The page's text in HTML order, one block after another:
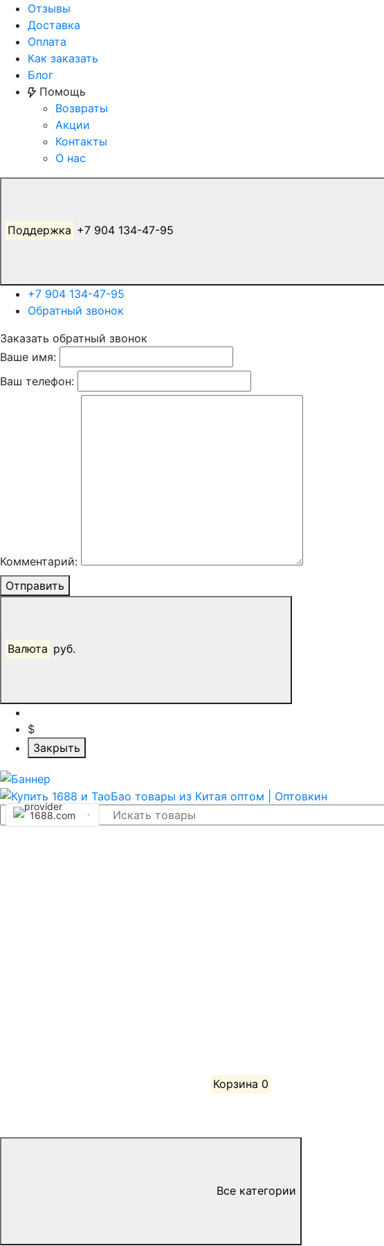
Отзывы
Доставка
Оплата
Как заказать
Блог
Помощь
Возвраты
Акции
Контакты
О нас
Поддержка +7 904 134-47-95
+7 904 134-47-95
Обратный звонок
Заказать обратный звонок
Ваше имя:
Ваш телефон:
Комментарий:
Отправить
Валюта руб.
$
Закрыть
1688.com
Корзина 0
Все категории